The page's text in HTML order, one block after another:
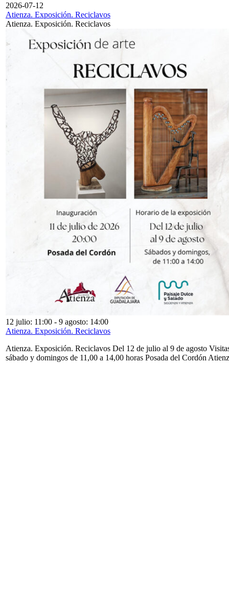
2026-07-12
Atienza. Exposición. Reciclavos
Atienza. Exposición. Reciclavos
12 julio: 11:00 - 9 agosto: 14:00
Atienza. Exposición. Reciclavos
Atienza. Exposición. Reciclavos Del 12 de julio al 9 de agosto
sábado y domingos de 11,00 a 14,00 horas Posada del Cordón